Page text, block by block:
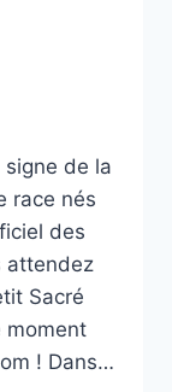
signe de la
race nés
des
attendez
Sacré
moment
! Dans…